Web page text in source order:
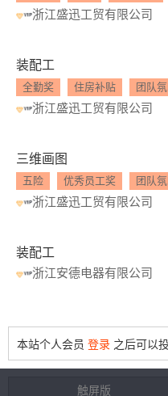
浙江盛迅工贸有限公司
装配工
全勤奖 住房补贴 团队
浙江盛迅工贸有限公司
三维画图
五险 优秀员工奖 团队
浙江盛迅工贸有限公司
装配工
浙江安德电器有限公司
本站个人会员 登录 之后可以
触屏版